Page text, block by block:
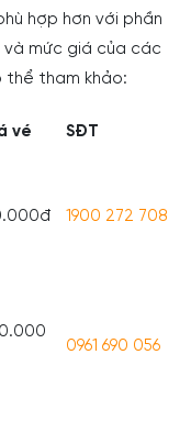
hợp hơn với phần
và mức giá của các
thể tham khảo:
vé SĐT
1900 272 708
0961 690 056